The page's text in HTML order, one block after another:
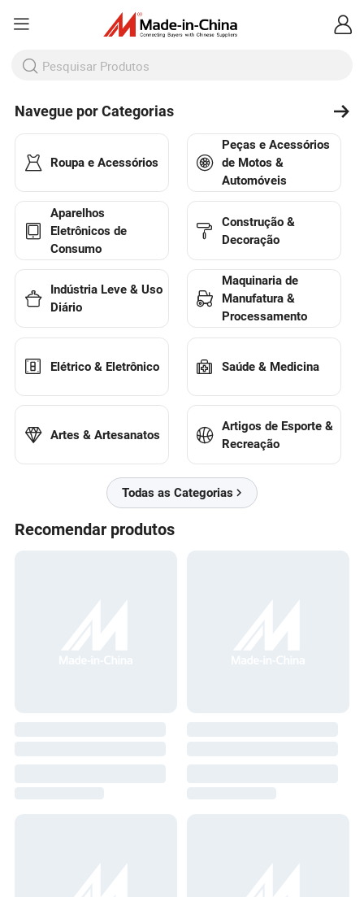
Navegue por Categorias
Roupa e Acessórios
Aparelhos
Eletrônicos de
Consumo
Indústria Leve & Uso
Diário
Elétrico & Eletrônico
Artes & Artesanatos
Peças e Acessórios
de Motos &
Automóveis
Construção &
Decoração
Maquinaria de
Manufatura &
Processamento
Saúde & Medicina
Artigos de Esporte &
Recreação
Todas as Categorias
Recomendar produtos